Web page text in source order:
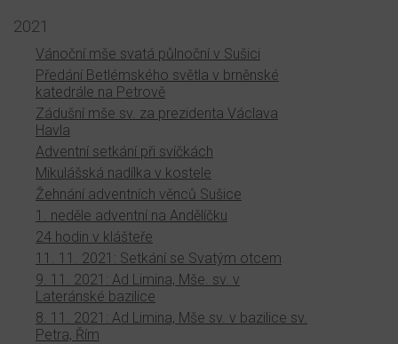
2021
Vánoční mše svatá půlnoční v Sušici
Předání Betlémského světla v brněnské
katedrále na Petrově
Zádušní mše sv. za prezidenta Václava
Havla
Adventní setkání při svíčkách
Mikulášská nadílka v kostele
Žehnání adventních věnců Sušice
1. neděle adventní na Andělíčku
24 hodin v klášteře
11. 11. 2021: Setkání se Svatým otcem
9. 11. 2021: Ad Limina, Mše. sv. v
Lateránské bazilice
8. 11. 2021: Ad Limina, Mše sv. v bazilice sv.
Petra, Řím